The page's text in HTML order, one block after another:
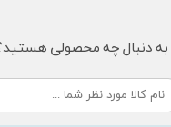
به دنبال چه محصولی